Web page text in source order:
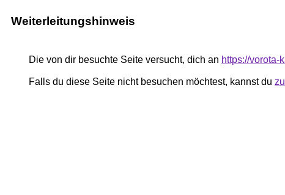
Weiterleitungshinweis
Die von dir besuchte Seite versucht, dich an https://vorota-
Falls du diese Seite nicht besuchen möchtest, kannst du